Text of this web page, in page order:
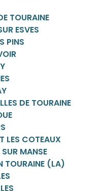
TOURAINE
ESVES
PINS
DE TOURAINE
LES COTEAUX
MANSE
TOURAINE (LA)